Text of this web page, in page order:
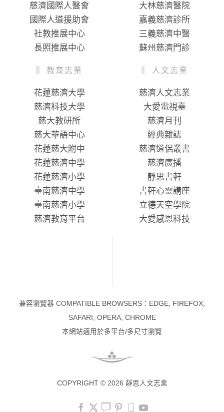
慈濟國際人醫會
國際人道援助會
社教推展中心
長照推展中心
大林慈濟醫院
嘉義慈濟診所
三義慈濟中醫
蘇州慈濟門診
教育志業
花蓮慈濟大學
慈濟科技大學
慈大教研所
慈大華語中心
花蓮慈大附中
花蓮慈濟中學
花蓮慈濟小學
臺南慈濟中學
臺南慈濟小學
慈濟教育平台
人文志業
慈濟人文志業
大愛電視臺
慈濟月刊
經典雜誌
慈濟道侶叢書
慈濟廣播
靜思書軒
書軒心靈講座
立德天空學院
大愛感恩科技
兼容瀏覽器 COMPATIBLE BROWSERS：EDGE, FIREFOX,
SAFARI, OPERA, CHROME
本網站適用於多平台/多尺寸瀏覽
COPYRIGHT © 2026 靜思人文志業